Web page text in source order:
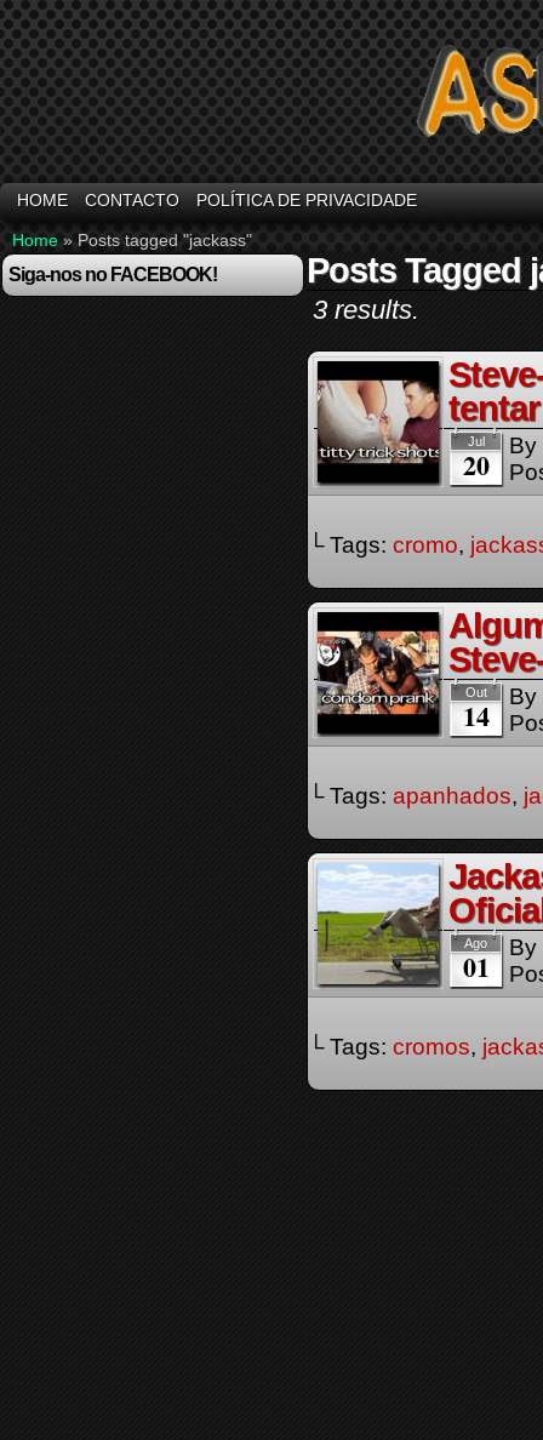
HOME CONTACTO POLÍTICA DE PRIVACIDADE
Home » Posts tagged "jackass"
Siga-nos no FACEBOOK! Posts Tagged
3 results.
Jul
20
By
└ Tags: cromo,
Out
14
By
└ Tags: apanhados,
Ago
01
By
└ Tags: cromos,